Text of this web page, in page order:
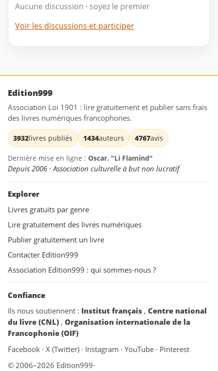
Aucune discussion · soyez le premier
Voir les discussions et participer
Edition999
Association Loi 1901 : lire gratuitement et publier sans frais
des livres numériques francophones.
3932livres publiés 1434auteurs 4767avis
Dernière mise en ligne : Oscar. "Li Flamind"
Depuis 2006 · Association culturelle à but non lucratif
Explorer
Livres gratuits par genre
Lire gratuitement des livres numériques
Publier gratuitement un livre
Contacter Edition999
Association Edition999 : qui sommes-nous ?
Confiance
Ils nous soutiennent : Institut français , Centre national
du livre (CNL) , Organisation internationale de la
Francophonie (OIF)
Facebook · X (Twitter) · Instagram · YouTube · Pinterest
© 2006–2026 Edition999·